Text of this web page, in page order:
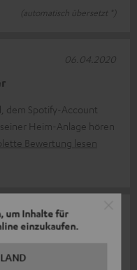
um Inhalte für
einzukaufen.
(automatisch übersetzt *)
dem Spotify-Account
Heim-Anlage hören
Bewertung lesen
06.04.2020
ein echtes
03.04.2020